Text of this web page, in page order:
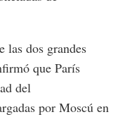
las dos grandes
que París
del
por Moscú en